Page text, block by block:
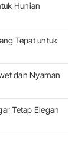
Hunian
Tepat untuk
dan Nyaman
Tetap Elegan